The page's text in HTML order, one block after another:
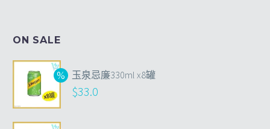
ON SALE
玉泉忌廉330ml x8罐
$33.0